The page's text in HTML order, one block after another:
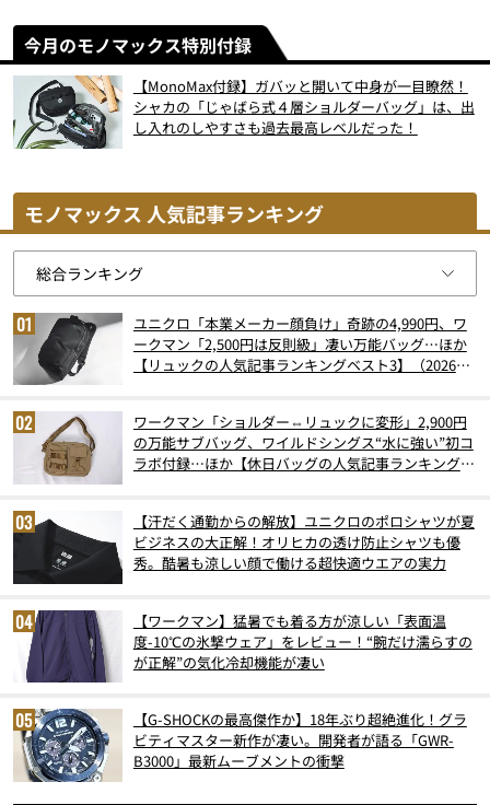
今月のモノマックス特別付録
【MonoMax付録】ガバッと開いて中身が一目瞭然！
シャカの「じゃばら式４層ショルダーバッグ」は、出
し入れのしやすさも過去最高レベルだった！
モノマックス 人気記事ランキング
ユニクロ「本業メーカー顔負け」奇跡の4,990円、ワ
ークマン「2,500円は反則級」凄い万能バッグ…ほか
【リュックの人気記事ランキングベスト3】（2026年
ワークマン「ショルダー⇔リュックに変形」2,900円
の万能サブバッグ、ワイルドシングス“水に強い”初コ
ラボ付録…ほか【休日バッグの人気記事ランキングベ
【汗だく通勤からの解放】ユニクロのポロシャツが夏
ビジネスの大正解！オリヒカの透け防止シャツも優
秀。酷暑も涼しい顔で働ける超快適ウエアの実力
【ワークマン】猛暑でも着る方が涼しい「表面温
度-10℃の氷撃ウェア」をレビュー！“腕だけ濡らすの
が正解”の気化冷却機能が凄い
【G-SHOCKの最高傑作か】18年ぶり超絶進化！グラ
ビティマスター新作が凄い。開発者が語る「GWR-
B3000」最新ムーブメントの衝撃